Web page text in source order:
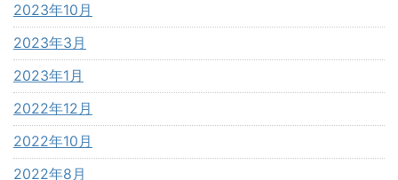
2023年10月
2023年3月
2023年1月
2022年12月
2022年10月
2022年8月